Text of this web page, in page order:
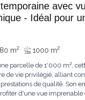
avec
- Idéal pour
m2 1000 m2
parcelle de 1'000 m²,
de vie privilégié, alliant
de qualité. Son
d'une vue imprenable